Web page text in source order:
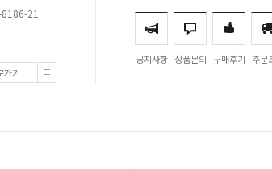
21
가기
공지사항 상품문의 구매후기 주문